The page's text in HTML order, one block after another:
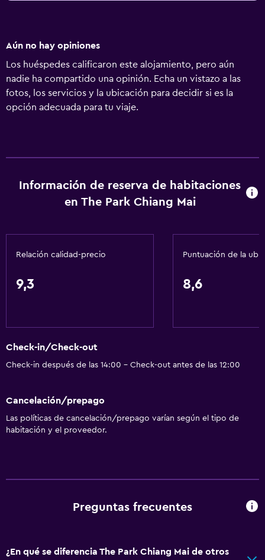
Aún no hay opiniones
Los huéspedes calificaron este alojamiento, pero aún
nadie ha compartido una opinión. Echa un vistazo a las
fotos, los servicios y la ubicación para decidir si es la
opción adecuada para tu viaje.
Información de reserva de habitaciones
en The Park Chiang Mai
Relación calidad-precio
9,3
Puntuación de la
8,6
Check-in/Check-out
Check-in después de las 14:00 - Check-out antes de las 12:00
Cancelación/prepago
Las políticas de cancelación/prepago varían según el tipo de
habitación y el proveedor.
Preguntas frecuentes
¿En qué se diferencia The Park Chiang Mai de otros